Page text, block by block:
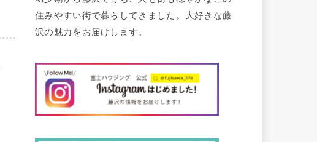
住みやすい街で暮らしてきました。大好きな藤
沢の魅力をお届けします。